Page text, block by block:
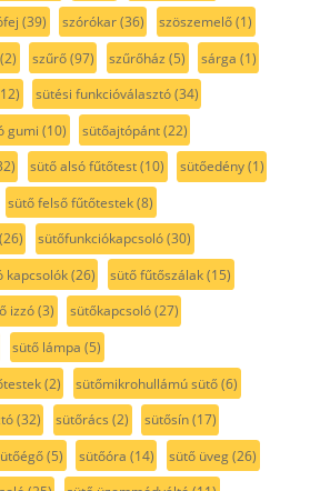
(39) szórókar(36) szöszemelő(1)
(2) szűrő(97) szűrőház (5) sárga (1)
sütési funkcióválasztó(34)
gumi (10) sütőajtópánt(22)
sütő alsó fűtőtest(10) sütőedény(1)
sütő felső fűtőtestek(8)
sütőfunkciókapcsoló(30)
kapcsolók(26) sütő fűtőszálak(15)
izzó(3) sütőkapcsoló(27)
sütő lámpa (5)
(2) sütőmikrohullámú sütő(6)
(32) sütőrács (2) sütősín(17)
(5) sütőóra (14) sütő üveg(26)